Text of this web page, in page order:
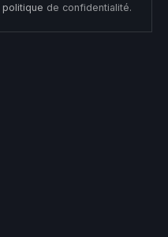
politique de confidentialité.